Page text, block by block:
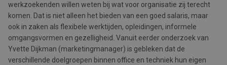
werkzoekenden willen weten bij wat voor organisatie zij terecht
komen. Dat is niet alleen het bieden van een goed salaris, maar
ook in zaken als flexibele werktijden, opleidingen, informele
omgangsvormen en gezelligheid. Vanuit eerder onderzoek van
Yvette Dijkman (marketingmanager) is gebleken dat de
verschillende doelgroepen binnen office en techniek hun eigen